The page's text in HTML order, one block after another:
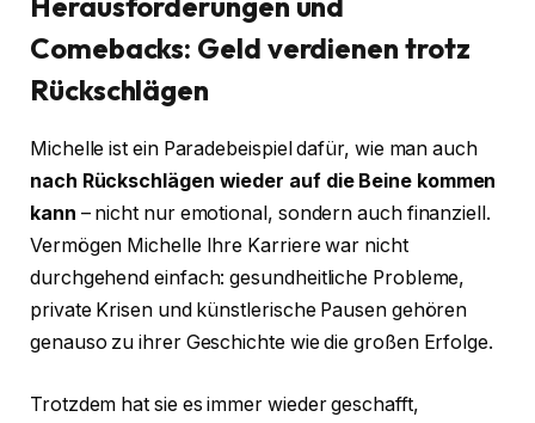
Comebacks: Geld verdienen trotz
Rückschlägen
Michelle ist ein Paradebeispiel dafür, wie man auch
nach Rückschlägen wieder auf die Beine kommen
kann – nicht nur emotional, sondern auch finanziell.
Vermögen Michelle Ihre Karriere war nicht
durchgehend einfach: gesundheitliche Probleme,
private Krisen und künstlerische Pausen gehören
genauso zu ihrer Geschichte wie die großen Erfolge.
Trotzdem hat sie es immer wieder geschafft,